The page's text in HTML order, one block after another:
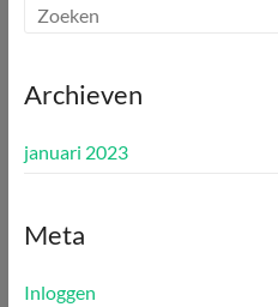
Archieven
januari 2023
Meta
Inloggen